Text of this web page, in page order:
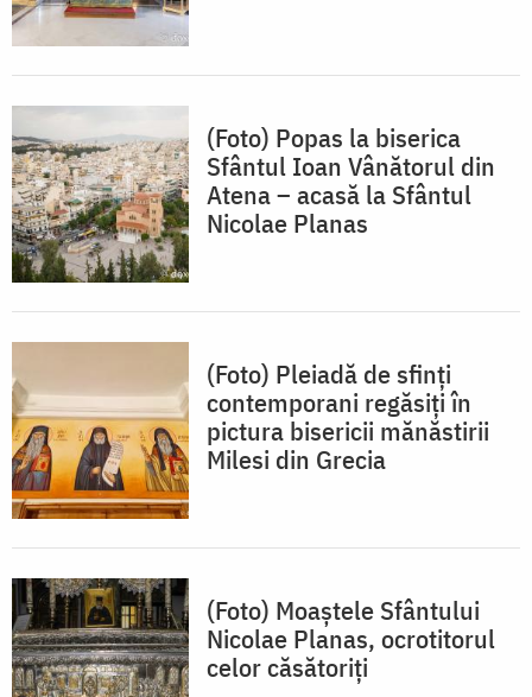
(Foto) Popas la biserica
Sfântul Ioan Vânătorul din
Atena – acasă la Sfântul
Nicolae Planas
(Foto) Pleiadă de sfinți
contemporani regăsiți în
pictura bisericii mănăstirii
Milesi din Grecia
(Foto) Moaștele Sfântului
Nicolae Planas, ocrotitorul
celor căsătoriţi